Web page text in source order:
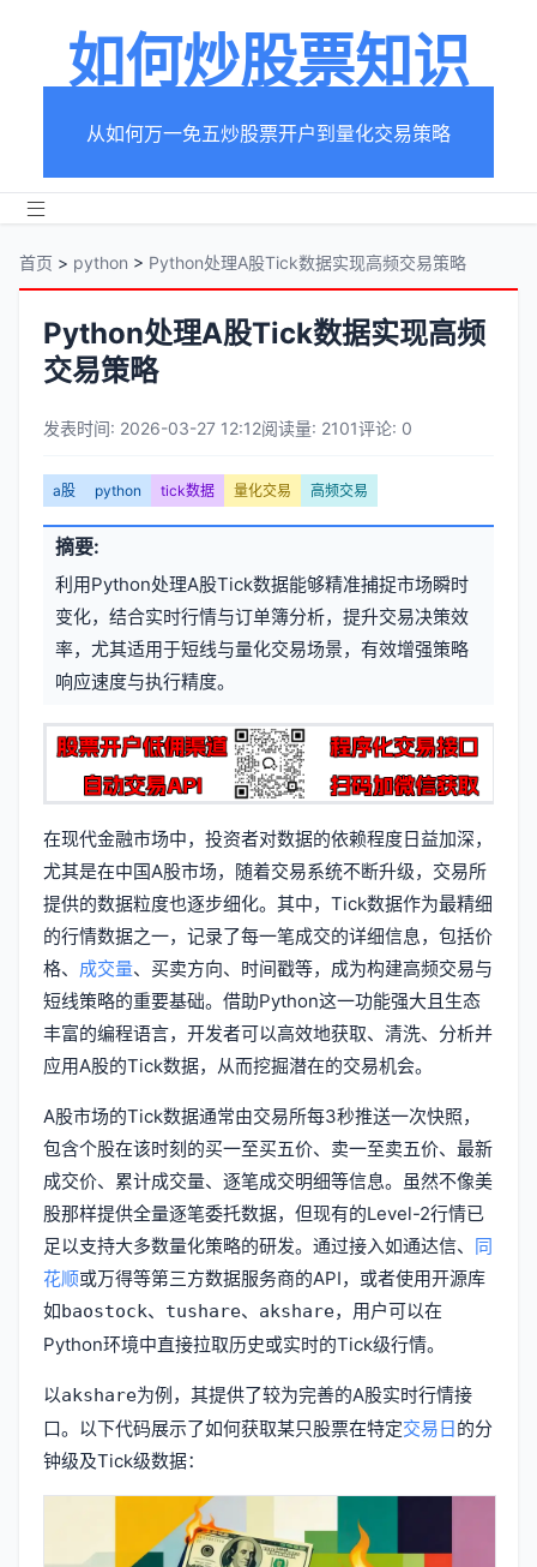
如何炒股票知识
从如何万一免五炒股票开户到量化交易策略
首页 > python > Python处理A股Tick数据实现高频交易策略
Python处理A股Tick数据实现高频
交易策略
章
元
信
息
发表时间: 2026-03-27 12:12阅读量: 2101评论: 0
文
章
标
签
a股 python tick数据 量化交易 高频交易
摘要:
利用Python处理A股Tick数据能够精准捕捉市场瞬时
变化，结合实时行情与订单簿分析，提升交易决策效
率，尤其适用于短线与量化交易场景，有效增强策略
响应速度与执行精度。
在现代金融市场中，投资者对数据的依赖程度日益加深，
尤其是在中国A股市场，随着交易系统不断升级，交易所
提供的数据粒度也逐步细化。其中，Tick数据作为最精细
的行情数据之一，记录了每一笔成交的详细信息，包括价
格、 成交量、买卖方向、时间戳等，成为构建高频交易与
短线策略的重要基础。借助Python这一功能强大且生态
丰富的编程语言，开发者可以高效地获取、清洗、分析并
应用A股的Tick数据，从而挖掘潜在的交易机会。
A股市场的Tick数据通常由交易所每3秒推送一次快照，
包含个股在该时刻的买一至买五价、卖一至卖五价、最新
成交价、累计成交量、逐笔成交明细等信息。虽然不像美
股那样提供全量逐笔委托数据，但现有的Level-2行情已
足以支持大多数量化策略的研发。通过接入如通达信、 同
花顺或万得等第三方数据服务商的API，或者使用开源库
如baostock、 tushare、 akshare，用户可以在
Python环境中直接拉取历史或实时的Tick级行情。
以akshare为例，其提供了较为完善的A股实时行情接
口。以下代码展示了如何获取某只股票在特定交易日的分
钟级及Tick级数据：